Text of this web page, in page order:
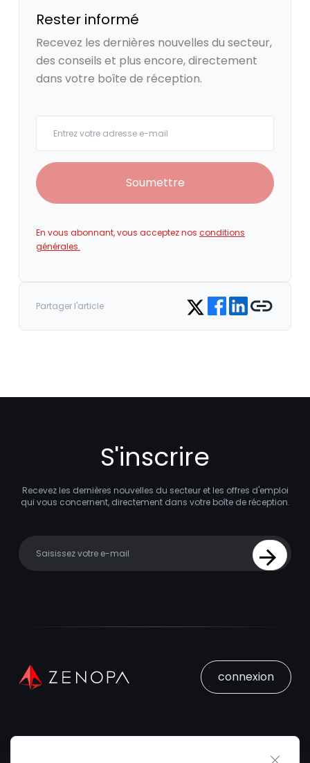
Rester informé
Recevez les dernières nouvelles du secteur,
des conseils et plus encore, directement
dans votre boîte de réception.
Soumettre
En vous abonnant, vous acceptez nos conditions
générales.
Partager l'article Share on Twitter
Share on Facebook
Share on LinkedIn
Copy link
S'inscrire
Recevez les dernières nouvelles du secteur et les offres d'emploi
qui vous concernent, directement dans votre boîte de réception.
Sign Up
connexion
Close